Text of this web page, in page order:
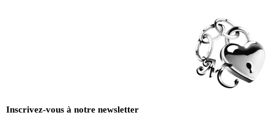
Inscrivez-vous à notre newsletter